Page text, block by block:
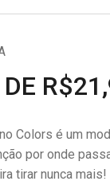
Colors é um
por onde
tirar nunca